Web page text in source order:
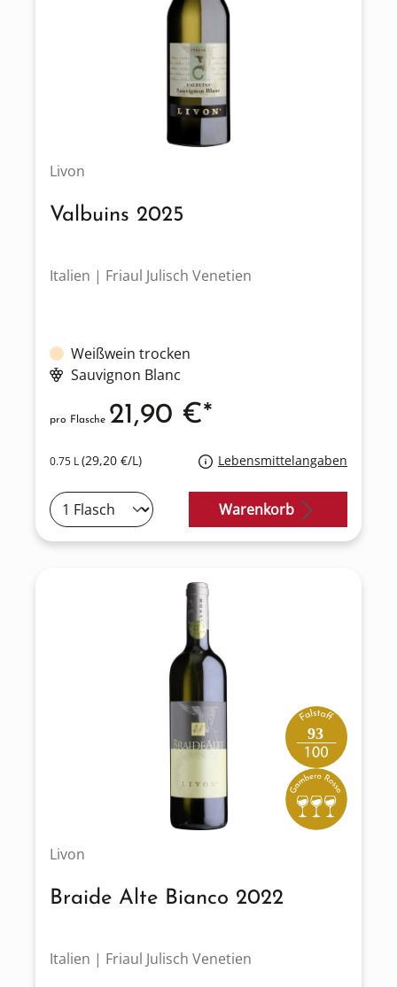
Livon
Valbuins 2025
Italien | Friaul Julisch Venetien
Weißwein trocken
Sauvignon Blanc
0.75 L(29,20 €/L) Lebensmittelangaben
pro Flasche 21,90 €*
Warenkorb
93
Livon
Braide Alte Bianco 2022
Italien | Friaul Julisch Venetien